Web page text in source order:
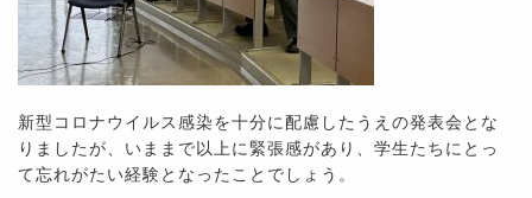
新型コロナウイルス感染を十分に配慮したうえの発表会とな
りましたが、いままで以上に緊張感があり、学生たちにとっ
て忘れがたい経験となったことでしょう。